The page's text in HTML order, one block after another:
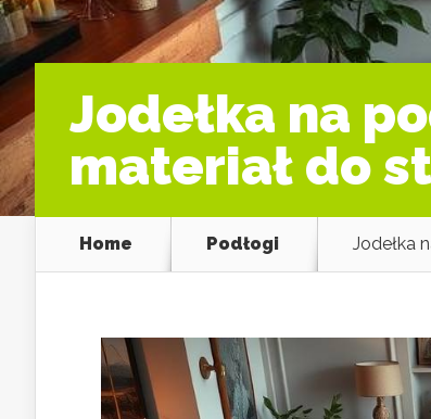
Jodełka na
materiał do
Home Podłogi Jodełka